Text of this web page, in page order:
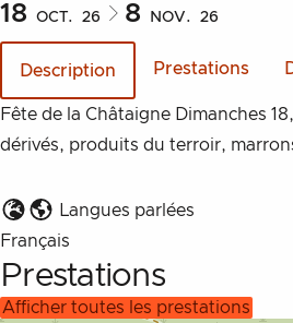
18 OCT. 26 8 NOV. 26
Description Prestations
Description
Fête de la Châtaigne Dimanches
dérivés, produits du terroir,
Langues parlées
Français
Prestations
afficher toutes les prestations